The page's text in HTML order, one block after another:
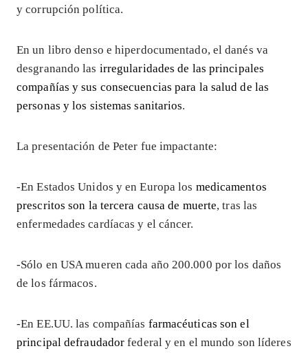
y corrupción política.
En un libro denso e hiperdocumentado, el danés va
desgranando las irregularidades de las principales
compañías y sus consecuencias para la salud de las
personas y los sistemas sanitarios.
La presentación de Peter fue impactante:
-En Estados Unidos y en Europa los medicamentos
prescritos son la tercera causa de muerte, tras las
enfermedades cardíacas y el cáncer.
-Sólo en USA mueren cada año 200.000 por los daños
de los fármacos.
-En EE.UU. las compañías farmacéuticas son el
principal defraudador federal y en el mundo son líderes